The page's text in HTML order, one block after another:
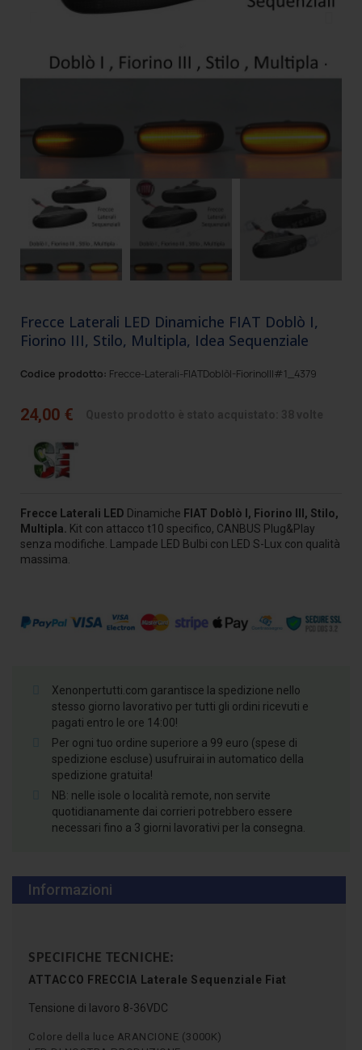
Frecce Laterali LED Dinamiche FIAT Doblò I,
Fiorino III, Stilo, Multipla, Idea Sequenziale
Codice prodotto: Frecce-Laterali-FIATDoblòI-FiorinoIII#1_4379
24,00 €
Frecce Laterali LED Dinamiche FIAT Doblò I, Fiorino III, Stilo,
Multipla.
Kit con attacco t10 specifico, CANBUS Plug&Play
senza modifiche. Lampade LED Bulbi con LED S-Lux con qualità
massima.
Xenonpertutti.com garantisce la spedizione nello
stesso giorno lavorativo per tutti gli ordini ricevuti e
pagati entro le ore 14:00!
Per ogni tuo ordine superiore a 99 euro (spese di
spedizione escluse) usufruirai in automatico della
spedizione gratuita!
NB: nelle isole o località remote, non servite
quotidianamente dai corrieri potrebbero essere
necessari fino a 3 giorni lavorativi per la consegna.
Informazioni
SPECIFICHE TECNICHE:
ATTACCO FRECCIA Laterale Sequenziale Fiat
Tensione di lavoro 8-36VDC
Colore della luce ARANCIONE (3000K)